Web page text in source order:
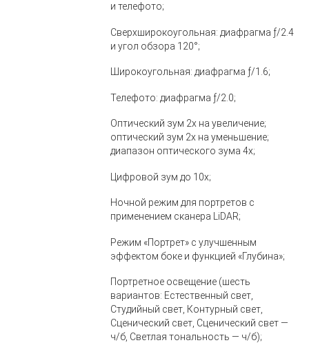
и телефото;
Сверхширокоугольная: диафрагма ƒ/2.4
и угол обзора 120°;
Широкоугольная: диафрагма ƒ/1.6;
Телефото: диафрагма ƒ/2.0;
Оптический зум 2x на увеличение;
оптический зум 2x на уменьшение;
диапазон оптического зума 4x;
Цифровой зум до 10x;
Ночной режим для портретов с
применением сканера LiDAR;
Режим «Портрет» с улучшенным
эффектом боке и функцией «Глубина»;
Портретное освещение (шесть
вариантов: Естественный свет,
Студийный свет, Контурный свет,
Сценический свет, Сценический свет —
ч/б, Светлая тональность — ч/б);